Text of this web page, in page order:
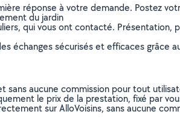
réponse à votre demande. Postez
du jardin
qui vous ont contacté.
échanges sécurisés et efficaces grâce
aucune commission pour tout
le prix de la prestation, fixé par
sur AlloVoisins, sans aucune